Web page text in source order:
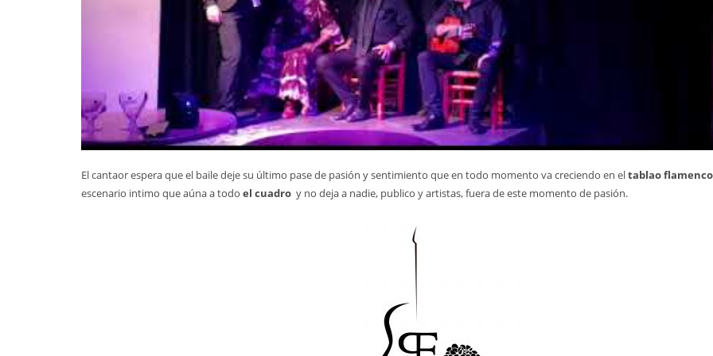
El cantaor espera que el baile deje su último pase de pasión y sentimiento que en todo momento va creciendo en eltablao flamenco
escenario intimo que aúna a todo el cuadro y no deja a nadie, publico y artistas, fuera de este momento de pasión.